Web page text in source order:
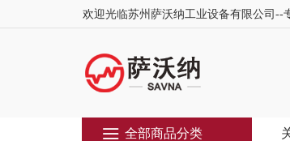
欢迎光临苏州萨沃纳工业设备有限公司--
全部商品分类